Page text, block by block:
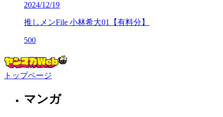
2024/12/19
推しメンFile 小林希大01【有料分】
500
トップページ
マンガ